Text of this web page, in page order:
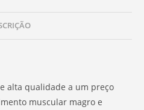
alta qualidade a um preço
muscular magro e